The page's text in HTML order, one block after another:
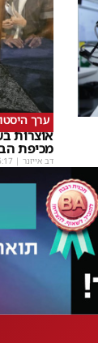
ערך
מכיפת
דב אייזנר |